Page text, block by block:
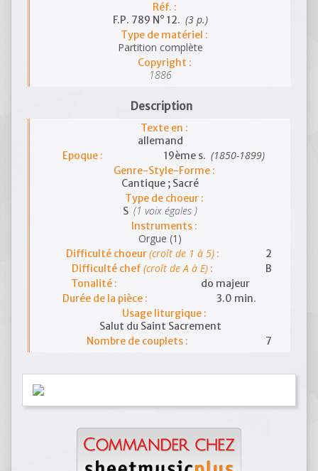
Réf. :
F.P. 789 N° 12. (3 p.)
Type de matériel :
Partition complète
Copyright :
1886
Description
Texte en :
allemand
Epoque :
19ème s. (1850-1899)
Genre-Style-Forme :
Cantique ; Sacré
Type de choeur :
S (1 voix égales )
Instruments :
Orgue (1)
Difficulté choeur(croît de 1 à 5):
2
Difficulté chef(croît de A à E) :
B
Tonalité :
do majeur
Durée de la pièce :
3.0 min.
Usage liturgique :
Salut du Saint Sacrement
Nombre de couplets :
7